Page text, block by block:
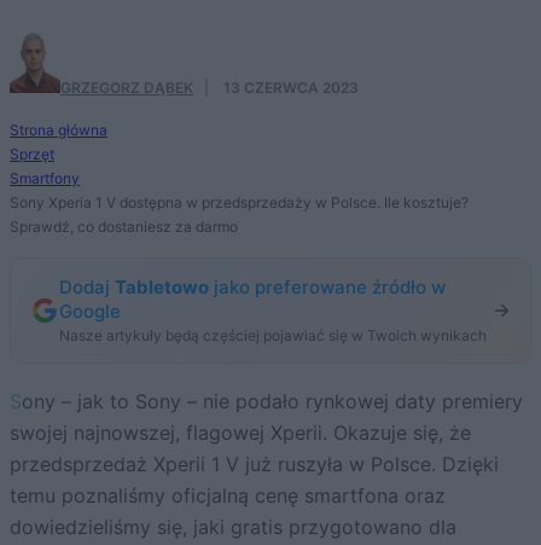
GRZEGORZ DĄBEK 13 CZERWCA 2023
Strona główna
Sprzęt
Smartfony
Sony Xperia 1 V dostępna w przedsprzedaży w Polsce. Ile kosztuje?
Sprawdź, co dostaniesz za darmo
Dodaj Tabletowo jako preferowane źródło w
Google
Nasze artykuły będą częściej pojawiać się w Twoich wynikach
Sony – jak to Sony – nie podało rynkowej daty premiery
swojej najnowszej, flagowej Xperii. Okazuje się, że
przedsprzedaż Xperii 1 V już ruszyła w Polsce. Dzięki
temu poznaliśmy oficjalną cenę smartfona oraz
dowiedzieliśmy się, jaki gratis przygotowano dla